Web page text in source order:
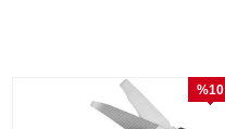
%10